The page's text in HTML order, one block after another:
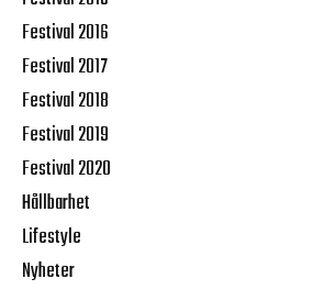
Festival 2016
Festival 2017
Festival 2018
Festival 2019
Festival 2020
Hållbarhet
Lifestyle
Nyheter